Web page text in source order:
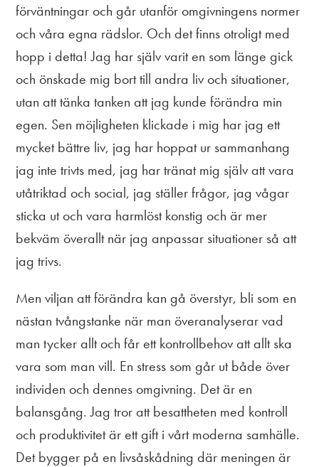
förväntningar och går utanför omgivningens normer
och våra egna rädslor. Och det finns otroligt med
hopp i detta! Jag har själv varit en som länge gick
och önskade mig bort till andra liv och situationer,
utan att tänka tanken att jag kunde förändra min
egen. Sen möjligheten klickade i mig har jag ett
mycket bättre liv, jag har hoppat ur sammanhang
jag inte trivts med, jag har tränat mig själv att vara
utåtriktad och social, jag ställer frågor, jag vågar
sticka ut och vara harmlöst konstig och är mer
bekväm överallt när jag anpassar situationer så att
jag trivs.
Men viljan att förändra kan gå överstyr, bli som en
nästan tvångstanke när man överanalyserar vad
man tycker allt och får ett kontrollbehov att allt ska
vara som man vill. En stress som går ut både över
individen och dennes omgivning. Det är en
balansgång. Jag tror att besattheten med kontroll
och produktivitet är ett gift i vårt moderna samhälle.
Det bygger på en livsåskådning där meningen är